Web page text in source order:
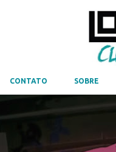
Pular
CONTATO SOBRE
P
o